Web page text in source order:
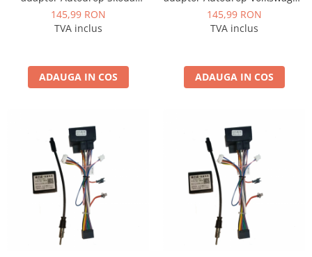
Rame adaptoare Dodge
Rame adaptoare Isuzu
Rame adaptoare Iveco
Rame adaptoare Smart
Rame adaptoare Land Rover
Rame adaptoare Ssangyong
Superb (2009-2013) pentru
Navigații multimedia Android
145,99 RON
TVA inclus
ADAUGA IN COS
Sharan (2012-2018) pentru
Navigații multimedia Android
145,99 RON
TVA inclus
ADAUGA IN COS